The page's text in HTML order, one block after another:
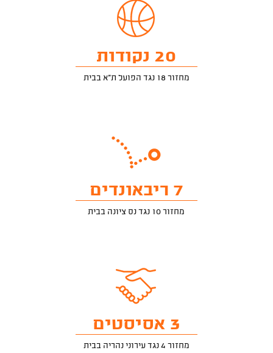
20 נקודות
מחזור 18 נגד הפועל ת"א בבית
7 ריבאונדים
מחזור 10 נגד נס ציונה בבית
3 אסיסטים
מחזור 4 נגד עירוני נהריה בבית